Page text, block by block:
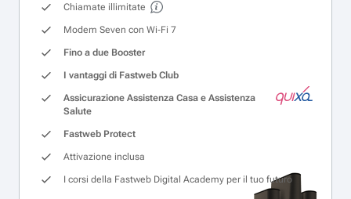
Chiamate illimitate
Modem Seven con Wi‑Fi 7
Fino a due Booster
I vantaggi di Fastweb Club
Assicurazione Assistenza Casa e Assistenza
Salute
Fastweb Protect
Attivazione inclusa
I corsi della Fastweb Digital Academy per il tuo futuro